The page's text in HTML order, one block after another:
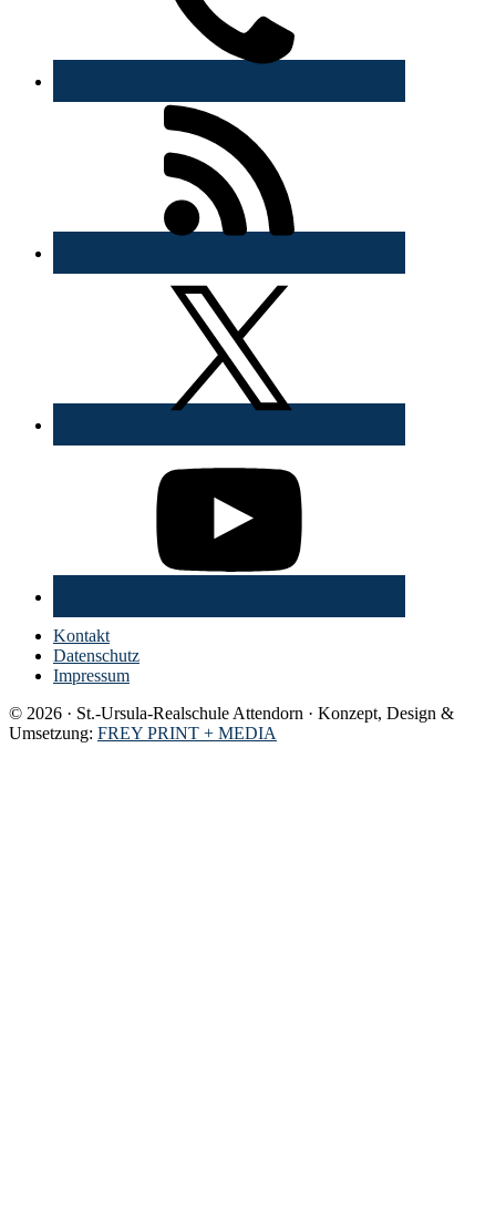
Kontakt
Datenschutz
Impressum
© 2026 · St.-Ursula-Realschule Attendorn · Konzept, Design &
Umsetzung: FREY PRINT + MEDIA